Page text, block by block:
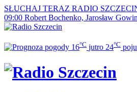
SŁUCHAJ TERAZ RADIO
09:00 Robert Bochenko, Jarosław Gowin
16°C jutro 24°C